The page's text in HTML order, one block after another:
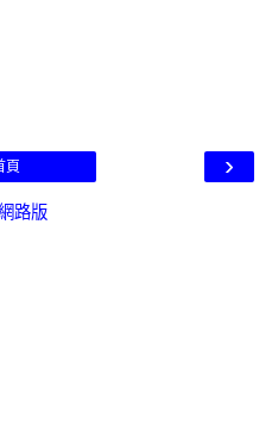
›
頁
路版